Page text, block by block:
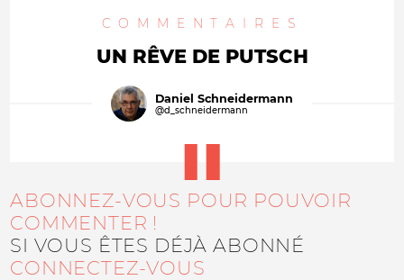
COMMENTAIRES
UN RÊVE DE PUTSCH
Daniel Schneidermann
@d_schneidermann
ABONNEZ-VOUS POUR POUVOIR
COMMENTER !
SI VOUS ÊTES DÉJÀ ABONNÉ
CONNECTEZ-VOUS